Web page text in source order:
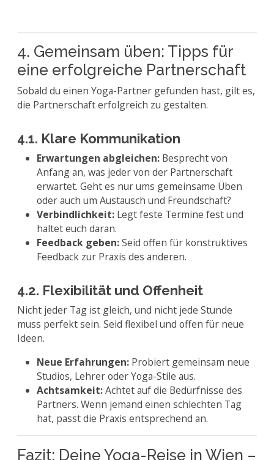
4. Gemeinsam üben: Tipps für
eine erfolgreiche Partnerschaft
Sobald du einen Yoga-Partner gefunden hast, gilt es,
die Partnerschaft erfolgreich zu gestalten.
4.1. Klare Kommunikation
Erwartungen abgleichen: Besprecht von
Anfang an, was jeder von der Partnerschaft
erwartet. Geht es nur ums gemeinsame Üben
oder auch um Austausch und Freundschaft?
Verbindlichkeit: Legt feste Termine fest und
haltet euch daran.
Feedback geben:Seid offen für konstruktives
Feedback zur Praxis des anderen.
4.2. Flexibilität und Offenheit
Nicht jeder Tag ist gleich, und nicht jede Stunde
muss perfekt sein. Seid flexibel und offen für neue
Ideen.
Neue Erfahrungen: Probiert gemeinsam neue
Studios, Lehrer oder Yoga-Stile aus.
Achtsamkeit:Achtet auf die Bedürfnisse des
Partners. Wenn jemand einen schlechten Tag
hat, passt die Praxis entsprechend an.
Fazit: Deine Yoga-Reise in Wien –